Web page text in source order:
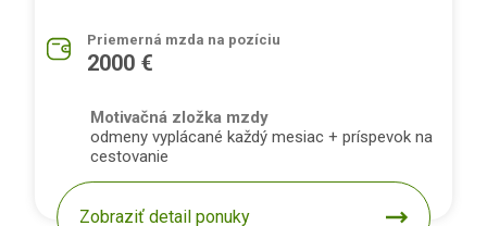
Priemerná mzda na pozíciu
2000 €
Motivačná zložka mzdy
odmeny vyplácané každý mesiac + príspevok na
cestovanie
Zobraziť detail ponuky